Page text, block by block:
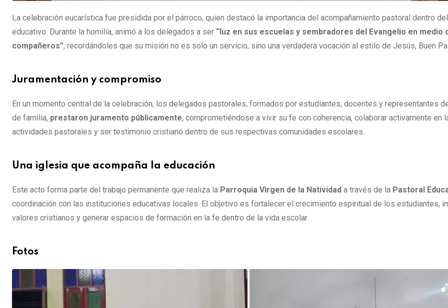
La celebración eucarística fue presidida por el párroco, quien destacó la importancia del acompañamiento pastoral dentro
educativo. Durante la homilía, animó a los delegados a ser “luz en sus escuelas y sembradores del Evangelio en medio
compañeros”, recordándoles que su misión no es solo un servicio, sino una verdadera vocación al estilo de Jesús, Buen
Juramentación y compromiso
En un momento central de la celebración, los delegados pastorales, formados por estudiantes, docentes y representantes
de familia, prestaron juramento públicamente, comprometiéndose a vivir su fe con coherencia, colaborar activamente en
actividades pastorales y ser testimonio cristiano dentro de sus respectivas comunidades escolares.
Una iglesia que acompaña la educación
Este acto forma parte del trabajo permanente que realiza la Parroquia Virgen de la Natividad a través de la Pastoral
coordinación con las instituciones educativas locales. El objetivo es fortalecer el crecimiento espiritual de los estudiantes,
valores cristianos y generar espacios de formación en la fe dentro de la vida escolar.
Fotos